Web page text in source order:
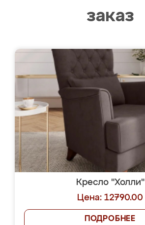
заказ
Кресло "Холли"
Цена: 12790.00
ПОДРОБНЕЕ